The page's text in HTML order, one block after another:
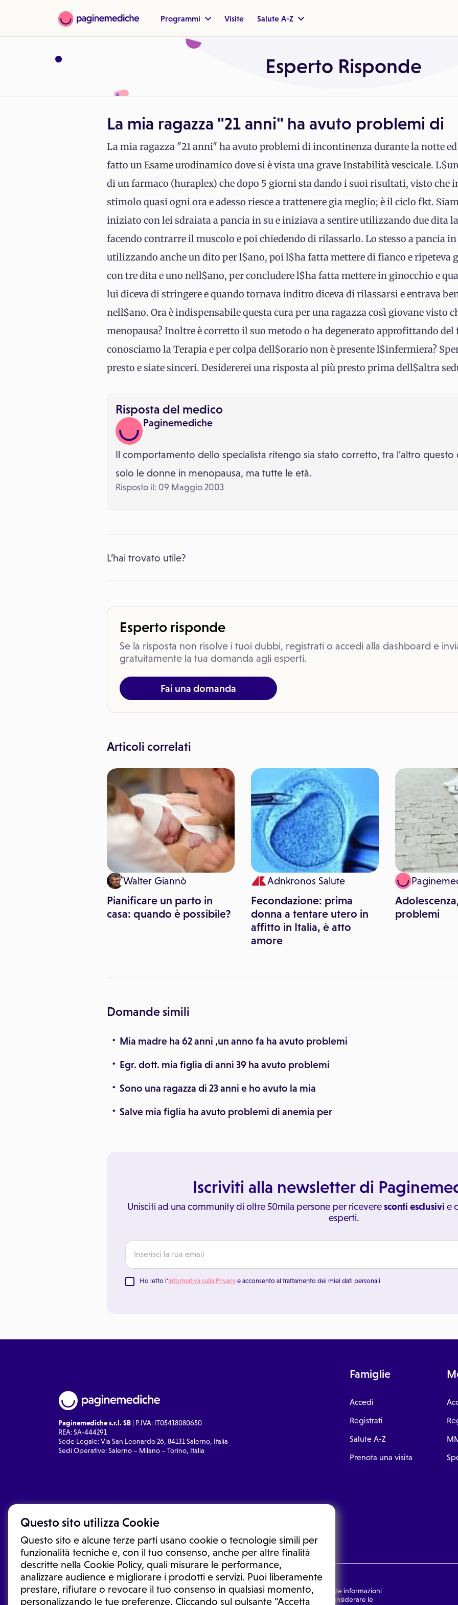
Questo sito utilizza Cookie
Questo sito e alcune terze parti usano cookie o tecnologie simili per
funzionalità tecniche e, con il tuo consenso, anche per altre finalità
descritte nella Cookie Policy, quali misurare le performance,
analizzare audience e migliorare i prodotti e servizi. Puoi liberamente
prestare, rifiutare o revocare il tuo consenso in qualsiasi momento,
personalizzando le tue preferenze. Cliccando sul pulsante "Accetta
Programmi Visite Salute A-Z
Esperto Risponde
La mia ragazza "21 anni" ha avuto problemi di
La mia ragazza "21 anni" ha avuto problemi di incontinenza durante la notte
fatto unEsame urodinamico dove si è vista una graveInstabilità vescicale.
di un farmaco (huraplex) che dopo 5 giorni sta dando i suoi risultati, visto che
stimolo quasi ogni ora e adesso riesce a trattenere gia meglio; è il ciclo fkt.
iniziato con lei sdraiata a pancia in su e iniziava a sentire utilizzando due dita
facendo contrarre il muscolo e poi chiedendo di rilassarlo. Lo stesso a pancia
utilizzando anche un dito per l$ano, poi l$ha fatta mettere di fianco e ripeteva
con tre dita e uno nell$ano, per concludere l$ha fatta mettere in ginocchio e
lui diceva di stringere e quando tornava inditro diceva di rilassarsi e entrava
nell$ano. Ora è indispensabile questa cura per una ragazza così giovane visto
menopausa? Inoltre è corretto il suo metodo o ha degenerato approfittando del
conosciamo laTerapiae per colpa dell$orario non è presente l$infermiera?
presto e siate sinceri. Desidererei una risposta al più presto prima dell$altra
Risposta del medico
Paginemediche
Il comportamento dello specialista ritengo sia stato corretto, tra l’altro
solo le donne in menopausa, ma tutte le età.
Risposto il: 09 Maggio 2003
L’hai trovato utile?
Esperto risponde
Se la risposta non risolve i tuoi dubbi, registrati o accedi alla dashboard e
gratuitamente la tua domanda agli esperti.
Fai una domanda
Articoli correlati
Walter Giannò
Pianificare un parto in
casa: quando è possibile?
Adnkronos Salute
Fecondazione: prima
donna a tentare utero in
affitto in Italia, è atto
amore
problemi
Domande simili
Mia madre ha 62 anni ,un anno fa ha avuto problemi
Egr. dott. mia figlia di anni 39 ha avuto problemi
Sono una ragazza di 23 anni e ho avuto la mia
Salve mia figlia ha avuto problemi di anemia per
Iscriviti alla newsletter di
Unisciti ad una community di oltre 50mila persone per riceveresconti esclusivi e
esperti.
Ho letto l'Informativa sulla Privacy e acconsento al trattamento dei miei dati personali
Paginemediche s.r.l. SB | P.IVA: IT05418080650
REA: SA-444291
Sede Legale: Via San Leonardo 26, 84131 Salerno, Italia
Sedi Operative: Salerno – Milano – Torino, Italia
Famiglie
Accedi
Registrati
Salute A-Z
Prenota una visita
Le informazioni proposte in questo sito non sono un consulto medico. In nessun caso, queste informazioni
sostituiscono un consulto, una visita o una diagnosi formulata dal medico. Non si devono considerare le